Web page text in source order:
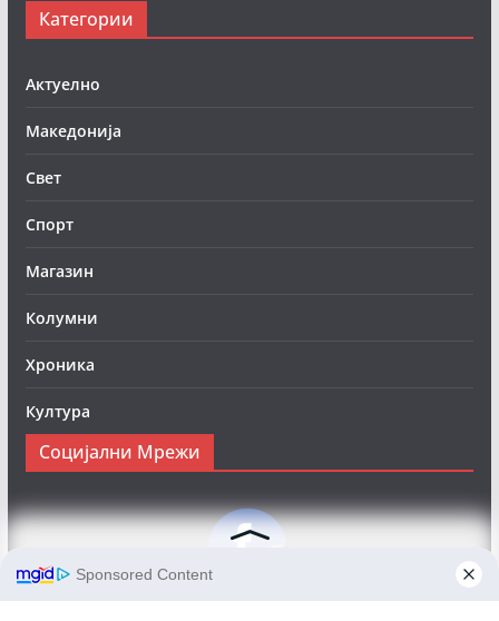
Категории
Актуелно
Македонија
Свет
Спорт
Магазин
Колумни
Хроника
Култура
Социјални Мрежи